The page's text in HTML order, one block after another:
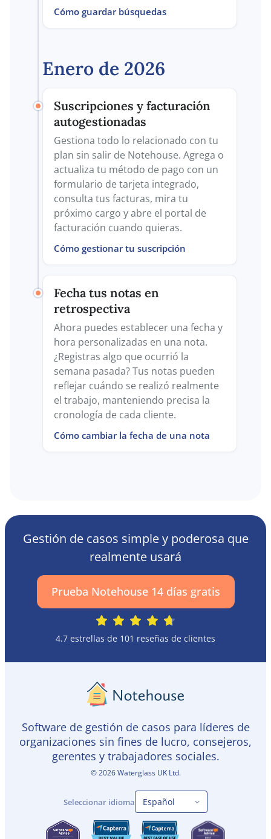
Cómo guardar búsquedas
Enero de 2026
Suscripciones y facturación
autogestionadas
Gestiona todo lo relacionado con tu
plan sin salir de Notehouse. Agrega o
actualiza tu método de pago con un
formulario de tarjeta integrado,
consulta tus facturas, mira tu
próximo cargo y abre el portal de
facturación cuando quieras.
Cómo gestionar tu suscripción
Fecha tus notas en
retrospectiva
Ahora puedes establecer una fecha y
hora personalizadas en una nota.
¿Registras algo que ocurrió la
semana pasada? Tus notas pueden
reflejar cuándo se realizó realmente
el trabajo, manteniendo precisa la
cronología de cada cliente.
Cómo cambiar la fecha de una nota
Gestión de casos simple y poderosa que
realmente usará
Prueba Notehouse 14 días gratis
4.7 estrellas de 101 reseñas de clientes
Software de gestión de casos para líderes de
organizaciones sin fines de lucro, consejeros,
gerentes y trabajadores sociales.
©2026Waterglass UK Ltd.
Seleccionar idioma